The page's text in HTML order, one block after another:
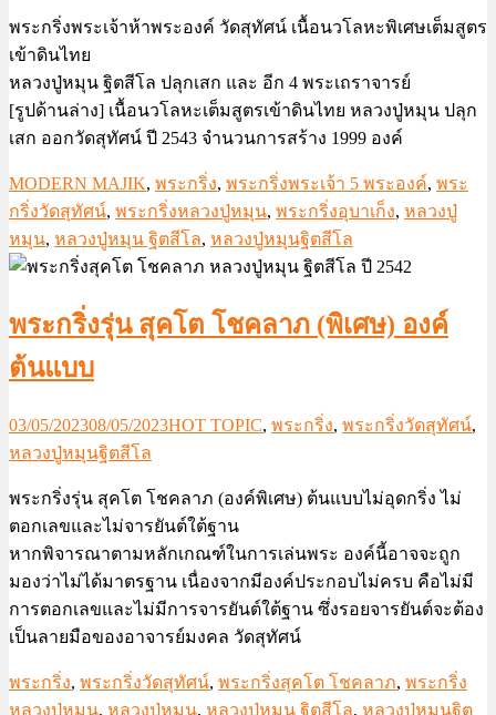
พระกริ่งพระเจ้าห้าพระองค์ วัดสุทัศน์ เนื้อนวโลหะพิเศษเต็มสูตร
เข้าดินไทย
หลวงปู่หมุน ฐิตสีโล ปลุกเสก และ อีก 4 พระเถราจารย์
[รูปด้านล่าง] เนื้อนวโลหะเต็มสูตรเข้าดินไทย หลวงปู่หมุน ปลุก
เสก ออกวัดสุทัศน์ ปี 2543 จำนวนการสร้าง 1999 องค์
MODERN MAJIK, พระกริ่ง, พระกริ่งพระเจ้า 5 พระองค์, พระ
กริ่งวัดสุทัศน์, พระกริ่งหลวงปู่หมุน, พระกริ่งอุบาเก็ง, หลวงปู่
หมุน, หลวงปู่หมุน ฐิตสีโล, หลวงปู่หมุนฐิตสีโล
พระกริ่งรุ่น สุคโต โชคลาภ (พิเศษ) องค์
ต้นแบบ
03/05/202308/05/2023HOT TOPIC, พระกริ่ง, พระกริ่งวัดสุทัศน์,
หลวงปู่หมุนฐิตสีโล
พระกริ่งรุ่น สุคโต โชคลาภ (องค์พิเศษ) ต้นแบบไม่อุดกริ่ง ไม่
ตอกเลขและไม่จารยันต์ใต้ฐาน
หากพิจารณาตามหลักเกณฑ์ในการเล่นพระ องค์นี้อาจจะถูก
มองว่าไม่ได้มาตรฐาน เนื่องจากมีองค์ประกอบไม่ครบ คือไม่มี
การตอกเลขและไม่มีการจารยันต์ใต้ฐาน ซึ่งรอยจารยันต์จะต้อง
เป็นลายมือของอาจารย์มงคล วัดสุทัศน์
พระกริ่ง, พระกริ่งวัดสุทัศน์, พระกริ่งสุคโต โชคลาภ, พระกริ่ง
หลวงปู่หมุน, หลวงปู่หมุน, หลวงปู่หมุน ฐิตสีโล, หลวงปู่หมุนฐิต